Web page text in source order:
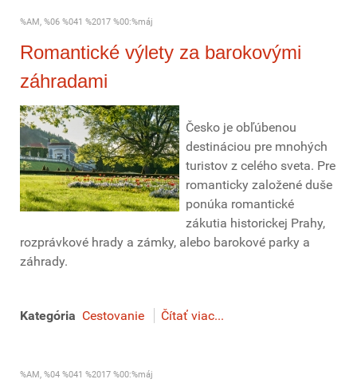
%AM, %06 %041 %2017 %00:%máj
Romantické výlety za barokovými
záhradami
Česko je obľúbenou
destináciou pre mnohých
turistov z celého sveta. Pre
romanticky založené duše
ponúka romantické
zákutia historickej Prahy,
rozprávkové hrady a zámky, alebo barokové parky a
záhrady.
Kategória Cestovanie Čítať viac...
%AM, %04 %041 %2017 %00:%máj